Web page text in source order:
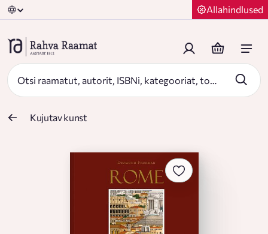
Allahindlused
Kujutav kunst